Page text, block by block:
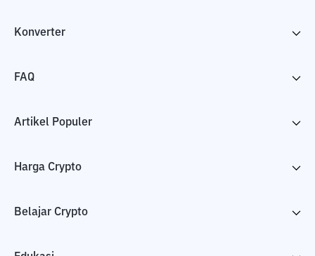
Konverter
FAQ
Artikel Populer
Harga Crypto
Belajar Crypto